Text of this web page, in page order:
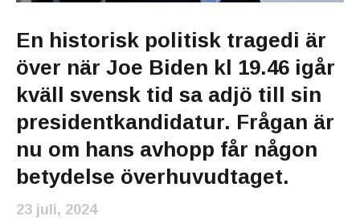
En historisk politisk tragedi är
över när Joe Biden kl 19.46 igår
kväll svensk tid sa adjö till sin
presidentkandidatur. Frågan är
nu om hans avhopp får någon
betydelse överhuvudtaget.
23 juli, 2024